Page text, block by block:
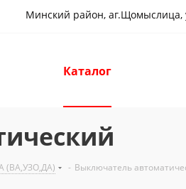
Минский район, аг.Щомыслица,
Каталог
(ВА,УЗО,ДА) - Выключатель